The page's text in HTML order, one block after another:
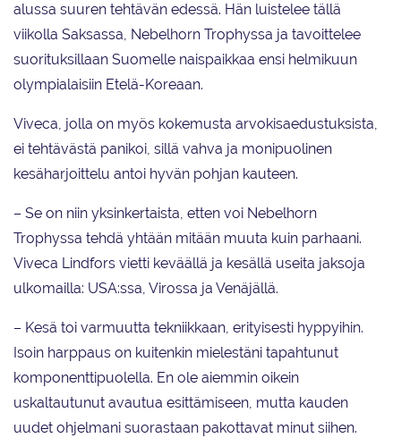
alussa suuren tehtävän edessä. Hän luistelee tällä
viikolla Saksassa, Nebelhorn Trophyssa ja tavoittelee
suorituksillaan Suomelle naispaikkaa ensi helmikuun
olympialaisiin Etelä-Koreaan.
Viveca, jolla on myös kokemusta arvokisaedustuksista,
ei tehtävästä panikoi, sillä vahva ja monipuolinen
kesäharjoittelu antoi hyvän pohjan kauteen.
– Se on niin yksinkertaista, etten voi Nebelhorn
Trophyssa tehdä yhtään mitään muuta kuin parhaani.
Viveca Lindfors vietti keväällä ja kesällä useita jaksoja
ulkomailla: USA:ssa, Virossa ja Venäjällä.
– Kesä toi varmuutta tekniikkaan, erityisesti hyppyihin.
Isoin harppaus on kuitenkin mielestäni tapahtunut
komponenttipuolella. En ole aiemmin oikein
uskaltautunut avautua esittämiseen, mutta kauden
uudet ohjelmani suorastaan pakottavat minut siihen.